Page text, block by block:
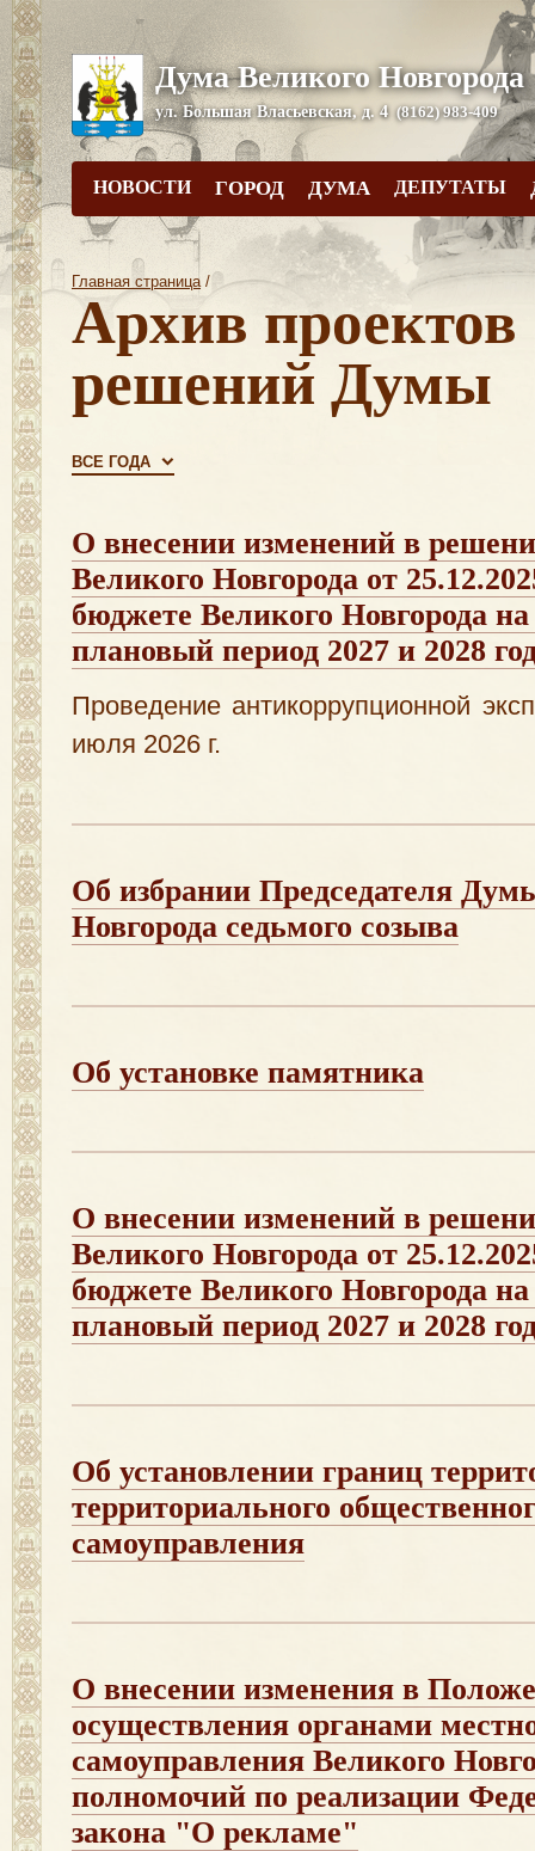
Дума Великого Новгорода
ул. Большая Власьевская, д. 4 (8162) 983-409
НОВОСТИ ГОРОД ДУМА ДЕПУТАТЫ
Главная страница/
Архив проектов
решений Думы
ВСЕ ГОДА
О внесении изменений в
Великого Новгорода от
бюджете Великого Новгорода на
плановый период 2027 и 2028
Проведение антикоррупционной
июля 2026 г.
Об избрании Председателя
Новгорода седьмого созыва
Об установке памятника
О внесении изменений в
Великого Новгорода от
бюджете Великого Новгорода на
плановый период 2027 и 2028
Об установлении границ
территориального
самоуправления
О внесении изменения в
осуществления органами
самоуправления Великого
полномочий по реализации
закона "О рекламе"